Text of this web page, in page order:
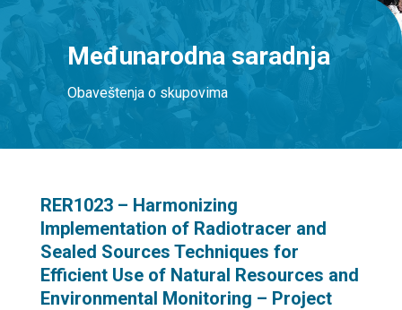
Međunarodna saradnja
Obaveštenja o skupovima
RER1023 – Harmonizing
Implementation of Radiotracer and
Sealed Sources Techniques for
Efficient Use of Natural Resources and
Environmental Monitoring – Project